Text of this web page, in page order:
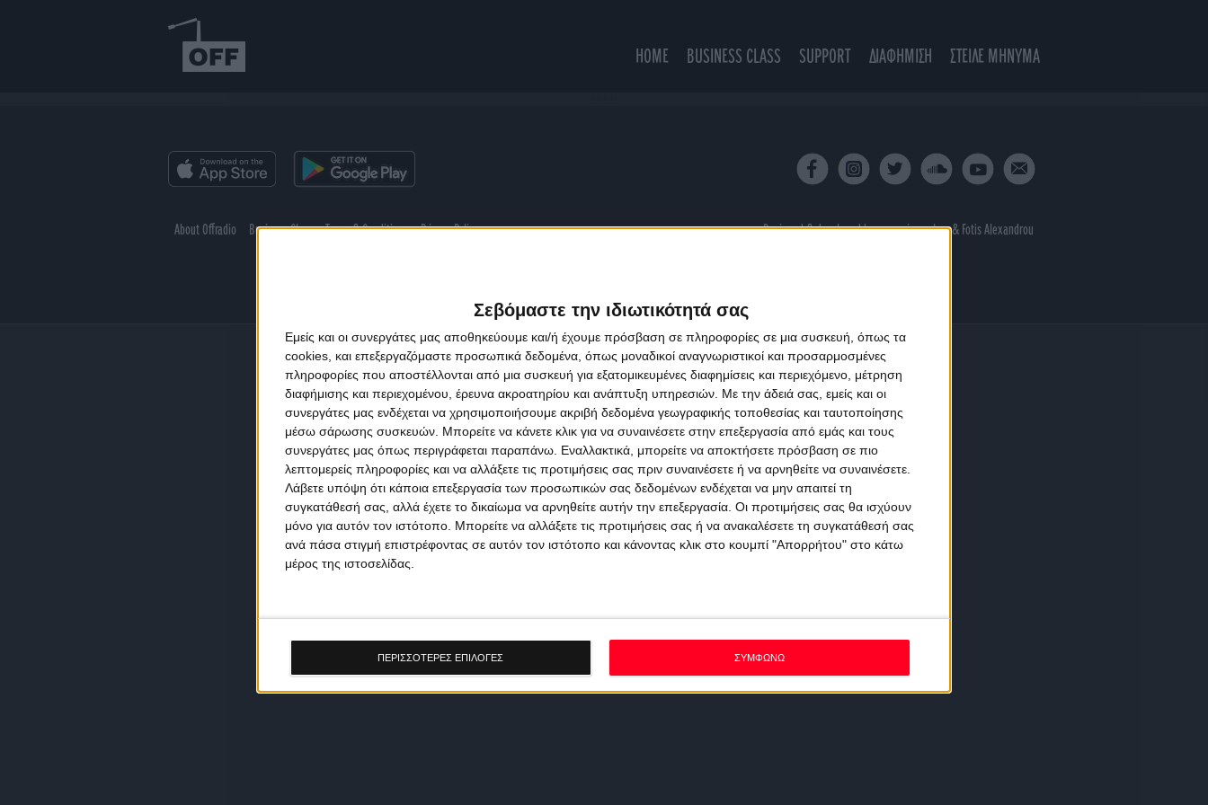
Σεβόμαστε την ιδιωτικότητά σας
Εμείς και οι συνεργάτες μας αποθηκεύουμε και/ή έχουμε πρόσβαση σε πληροφορίες σε μια συσκευή, όπως τα
cookies, και επεξεργαζόμαστε προσωπικά δεδομένα, όπως μοναδικοί αναγνωριστικοί και προσαρμοσμένες
πληροφορίες που αποστέλλονται από μια συσκευή για εξατομικευμένες διαφημίσεις και περιεχόμενο, μέτρηση
διαφήμισης και περιεχομένου, έρευνα ακροατηρίου και ανάπτυξη υπηρεσιών. Με την άδειά σας, εμείς και οι
συνεργάτες μας ενδέχεται να χρησιμοποιήσουμε ακριβή δεδομένα γεωγραφικής τοποθεσίας και ταυτοποίησης
μέσω σάρωσης συσκευών. Μπορείτε να κάνετε κλικ για να συναινέσετε στην επεξεργασία από εμάς και τους
συνεργάτες μας όπως περιγράφεται παραπάνω. Εναλλακτικά, μπορείτε να αποκτήσετε πρόσβαση σε πιο
λεπτομερείς πληροφορίες και να αλλάξετε τις προτιμήσεις σας πριν συναινέσετε ή να αρνηθείτε να συναινέσετε.
Λάβετε υπόψη ότι κάποια επεξεργασία των προσωπικών σας δεδομένων ενδέχεται να μην απαιτεί τη
συγκατάθεσή σας, αλλά έχετε το δικαίωμα να αρνηθείτε αυτήν την επεξεργασία. Οι προτιμήσεις σας θα ισχύουν
μόνο για αυτόν τον ιστότοπο. Μπορείτε να αλλάξετε τις προτιμήσεις σας ή να ανακαλέσετε τη συγκατάθεσή σας
ανά πάσα στιγμή επιστρέφοντας σε αυτόν τον ιστότοπο και κάνοντας κλικ στο κουμπί "Απορρήτου" στο κάτω
μέρος της ιστοσελίδας.
ΠΕΡΙΣΣΟΤΕΡΕΣ ΕΠΙΛΟΓΕΣ ΣΥΜΦΩΝΩ
HOME BUSINESS CLASS SUPPORT ΔΙΑΦΗΜΙΣΗ ΣΤΕΙΛΕ ΜΗΝΥΜΑ
About Offradio Business Class Terms & Conditions Privacy Policy Designed & developed byporcupine colors& Fotis Alexandrou